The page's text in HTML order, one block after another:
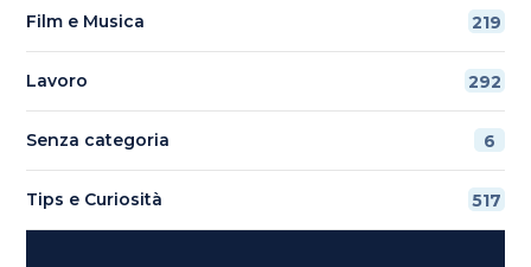
Film e Musica 219
Lavoro 292
Senza categoria 6
Tips e Curiosità 517